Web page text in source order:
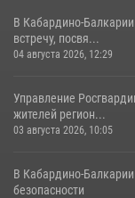
В Кабардино-
встречу, посвя...
04 августа 2026, 12:29
Управление
жителей регион...
03 августа 2026, 10:05
В
безопасности